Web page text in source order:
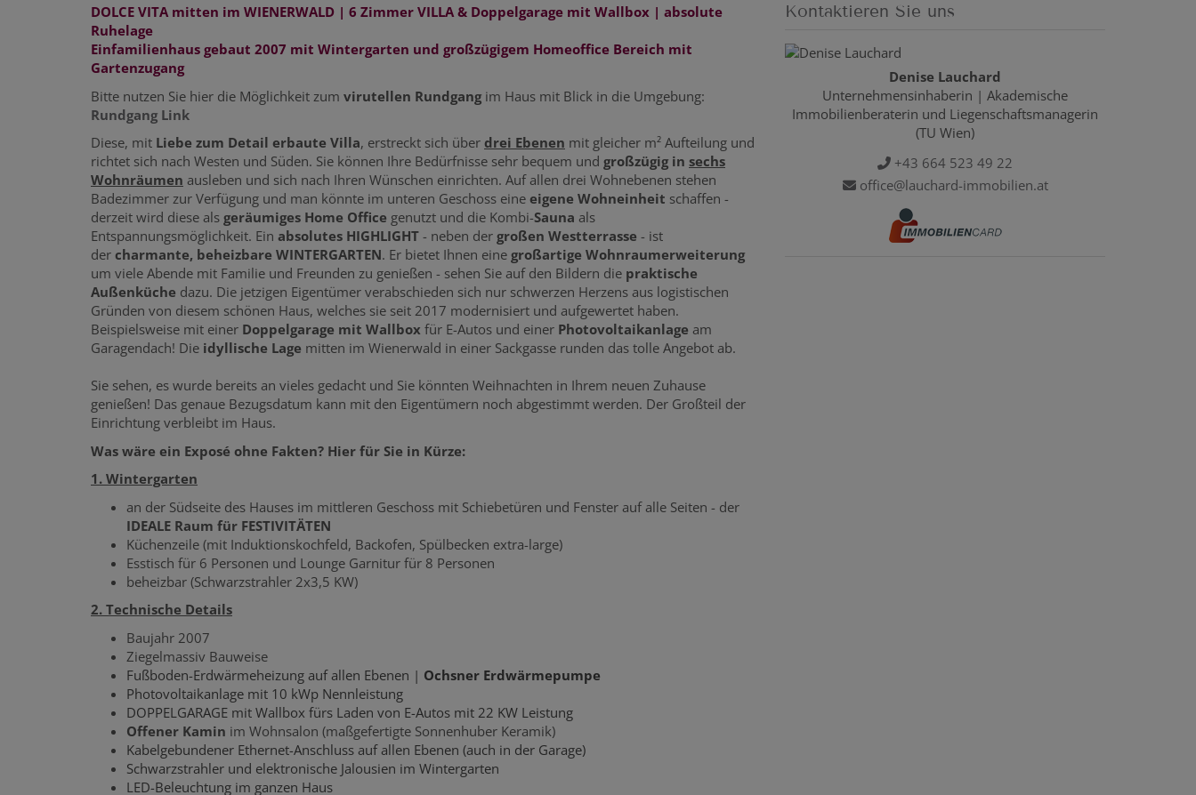
DOLCE VITA mitten im WIENERWALD | 6 Zimmer VILLA & Doppelgarage mit Wallbox | absolute
Ruhelage
Einfamilienhaus gebaut 2007 mit Wintergarten und großzügigem Homeoffice Bereich mit
Gartenzugang
Bitte nutzen Sie hier die Möglichkeit zum virutellen Rundgang im Haus mit Blick in die Umgebung:
Rundgang Link
Diese, mit Liebe zum Detail erbaute Villa, erstreckt sich über drei Ebenen mit gleicher m² Aufteilung und
richtet sich nach Westen und Süden. Sie können Ihre Bedürfnisse sehr bequem und großzügig in sechs
Wohnräumen ausleben und sich nach Ihren Wünschen einrichten. Auf allen drei Wohnebenen stehen
Badezimmer zur Verfügung und man könnte im unteren Geschoss eine eigene Wohneinheit schaffen -
derzeit wird diese als geräumiges Home Office genutzt und die Kombi-Sauna als
Entspannungsmöglichkeit. Ein absolutes HIGHLIGHT - neben der großen Westterrasse - ist
der charmante, beheizbare WINTERGARTEN. Er bietet Ihnen eine großartige Wohnraumerweiterung
um viele Abende mit Familie und Freunden zu genießen - sehen Sie auf den Bildern die praktische
Außenküche dazu. Die jetzigen Eigentümer verabschieden sich nur schwerzen Herzens aus logistischen
Gründen von diesem schönen Haus, welches sie seit 2017 modernisiert und aufgewertet haben.
Beispielsweise mit einer Doppelgarage mit Wallbox für E-Autos und einer Photovoltaikanlage am
Garagendach! Die idyllische Lage mitten im Wienerwald in einer Sackgasse runden das tolle Angebot ab.
Sie sehen, es wurde bereits an vieles gedacht und Sie könnten Weihnachten in Ihrem neuen Zuhause
genießen! Das genaue Bezugsdatum kann mit den Eigentümern noch abgestimmt werden. Der Großteil der
Einrichtung verbleibt im Haus.
Was wäre ein Exposé ohne Fakten? Hier für Sie in Kürze:
1. Wintergarten
an der Südseite des Hauses im mittleren Geschoss mit Schiebetüren und Fenster auf alle Seiten - der
IDEALE Raum für FESTIVITÄTEN
Küchenzeile (mit Induktionskochfeld, Backofen, Spülbecken extra-large)
Esstisch für 6 Personen und Lounge Garnitur für 8 Personen
beheizbar (Schwarzstrahler 2x3,5 KW)
2. Technische Details
Baujahr 2007
Ziegelmassiv Bauweise
Fußboden-Erdwärmeheizung auf allen Ebenen | Ochsner Erdwärmepumpe
Photovoltaikanlage mit 10 kWp Nennleistung
DOPPELGARAGE mit Wallbox fürs Laden von E-Autos mit 22 KW Leistung
Offener Kamin im Wohnsalon (maßgefertigte Sonnenhuber Keramik)
Kabelgebundener Ethernet-Anschluss auf allen Ebenen (auch in der Garage)
Schwarzstrahler und elektronische Jalousien im Wintergarten
LED-Beleuchtung im ganzen Haus
Kontaktieren Sie uns
Denise Lauchard
Unternehmensinhaberin | Akademische
Immobilienberaterin und Liegenschaftsmanagerin
(TU Wien)
+43 664 523 49 22
office@lauchard-immobilien.at